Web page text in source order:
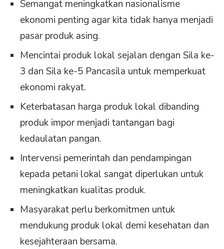
Semangat meningkatkan nasionalisme
ekonomi penting agar kita tidak hanya menjadi
pasar produk asing.
Mencintai produk lokal sejalan dengan Sila ke-
3 dan Sila ke-5 Pancasila untuk memperkuat
ekonomi rakyat.
Keterbatasan harga produk lokal dibanding
produk impor menjadi tantangan bagi
kedaulatan pangan.
Intervensi pemerintah dan pendampingan
kepada petani lokal sangat diperlukan untuk
meningkatkan kualitas produk.
Masyarakat perlu berkomitmen untuk
mendukung produk lokal demi kesehatan dan
kesejahteraan bersama.